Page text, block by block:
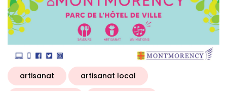
artisanat artisanat local